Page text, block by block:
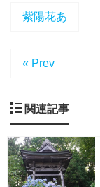
紫陽花あ
« Prev
関連記事